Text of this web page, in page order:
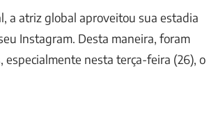
a atriz global aproveitou sua estadia
Instagram. Desta maneira, foram
nesta terça-feira (26), o